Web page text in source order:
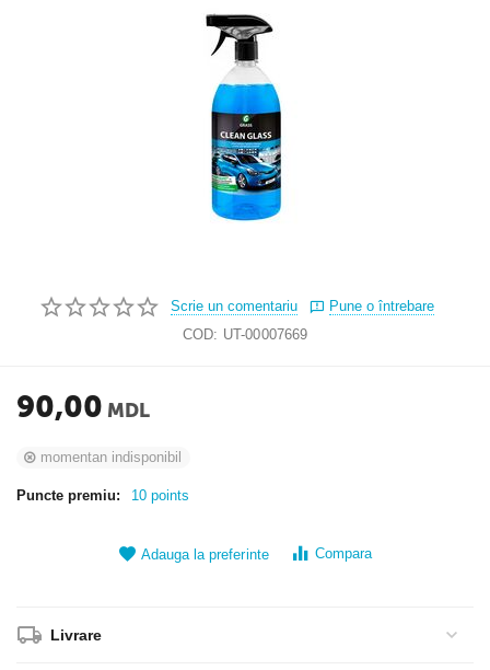
Scrie un comentariu
Pune o întrebare
COD: UT-00007669
90,00 MDL
momentan indisponibil
Puncte premiu: 10 points
Adauga la preferinte Compara
Livrare